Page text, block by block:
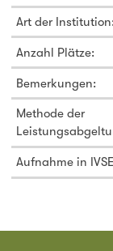
Art der Institution:
Anzahl Plätze:
Bemerkungen:
Methode der
Aufnahme in